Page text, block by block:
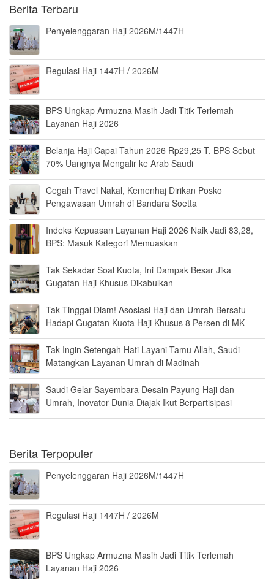
Berita Terbaru
Penyelenggaran Haji 2026M/1447H
Regulasi Haji 1447H / 2026M
BPS Ungkap Armuzna Masih Jadi Titik Terlemah
Layanan Haji 2026
Belanja Haji Capai Tahun 2026 Rp29,25 T, BPS Sebut
70% Uangnya Mengalir ke Arab Saudi
Cegah Travel Nakal, Kemenhaj Dirikan Posko
Pengawasan Umrah di Bandara Soetta
Indeks Kepuasan Layanan Haji 2026 Naik Jadi 83,28,
BPS: Masuk Kategori Memuaskan
Tak Sekadar Soal Kuota, Ini Dampak Besar Jika
Gugatan Haji Khusus Dikabulkan
Tak Tinggal Diam! Asosiasi Haji dan Umrah Bersatu
Hadapi Gugatan Kuota Haji Khusus 8 Persen di MK
Tak Ingin Setengah Hati Layani Tamu Allah, Saudi
Matangkan Layanan Umrah di Madinah
Saudi Gelar Sayembara Desain Payung Haji dan
Umrah, Inovator Dunia Diajak Ikut Berpartisipasi
Berita Terpopuler
Penyelenggaran Haji 2026M/1447H
Regulasi Haji 1447H / 2026M
BPS Ungkap Armuzna Masih Jadi Titik Terlemah
Layanan Haji 2026